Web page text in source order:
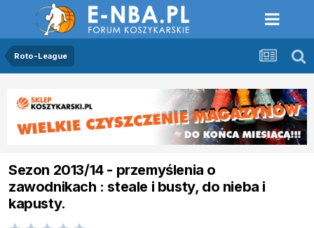
Roto-League
Sezon 2013/14 - przemyślenia o
zawodnikach : steale i busty, do nieba i
kapusty.